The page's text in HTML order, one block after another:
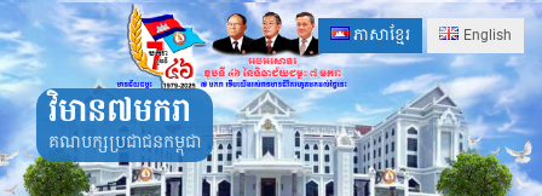
Skip
to
content
ភាសាខ្មែរ English
វិមាន៧មករា
គណបក្សប្រជាជនកម្ពុជា